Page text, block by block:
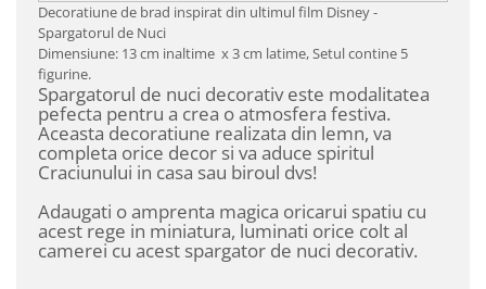
Decoratiune de brad inspirat din ultimul film Disney -
Spargatorul de Nuci
Dimensiune: 13 cm inaltime x 3 cm latime, Setul contine 5
figurine.
Spargatorul de nuci decorativ este modalitatea
pefecta pentru a crea o atmosfera festiva.
Aceasta decoratiune realizata din lemn, va
completa orice decor si va aduce spiritul
Craciunului in casa sau biroul dvs!
Adaugati o amprenta magica oricarui spatiu cu
acest rege in miniatura, luminati orice colt al
camerei cu acest spargator de nuci decorativ.